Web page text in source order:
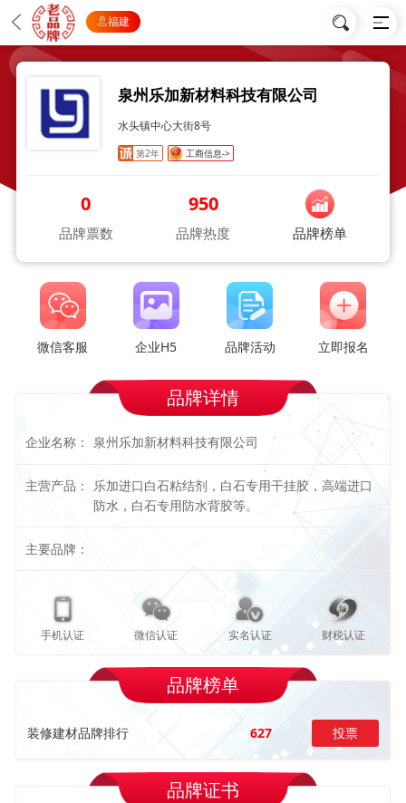
福建
泉州乐加新材料科技有限公司
水头镇中心大街8号
第2年 工商信息->
0
品牌票数
950
品牌热度 品牌榜单
微信客服 企业H5 品牌活动 立即报名
品牌详情
企业名称： 泉州乐加新材料科技有限公司
主营产品：
乐加进口白石粘结剂，白石专用干挂胶，高端进口
防水，白石专用防水背胶等。
主要品牌：
手机认证 微信认证 实名认证 财税认证
品牌榜单
装修建材品牌排行 627 投票
品牌证书